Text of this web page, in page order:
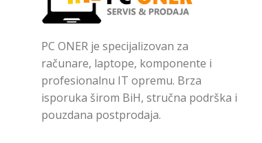
PC ONER je specijalizovan za
računare, laptope, komponente i
profesionalnu IT opremu. Brza
isporuka širom BiH, stručna podrška i
pouzdana postprodaja.